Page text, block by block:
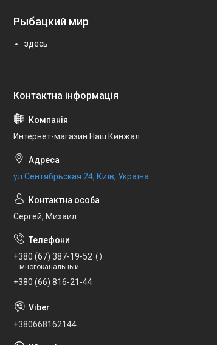
Рыбацкий мир
здесь
Интернет-магазин Наш Кинжал
ул.Сентябрьская 24, Київ, Україна
Сергей, Михаил
+380 (67) 387-19-52
многоканальный
+380 (66) 816-21-44
+380668162144